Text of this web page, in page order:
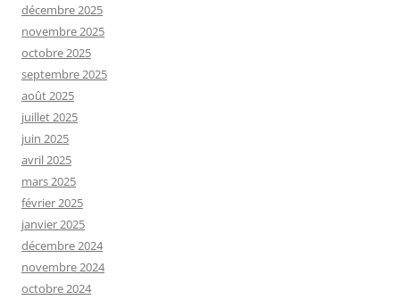
décembre 2025
novembre 2025
octobre 2025
septembre 2025
août 2025
juillet 2025
juin 2025
avril 2025
mars 2025
février 2025
janvier 2025
décembre 2024
novembre 2024
octobre 2024